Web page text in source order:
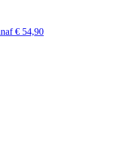
€ 54,90